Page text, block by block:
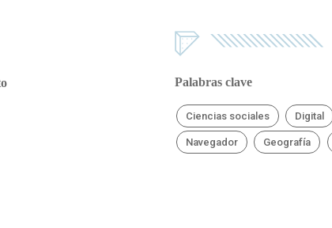
Palabras clave
Ciencias sociales Digital
Navegador Geografía